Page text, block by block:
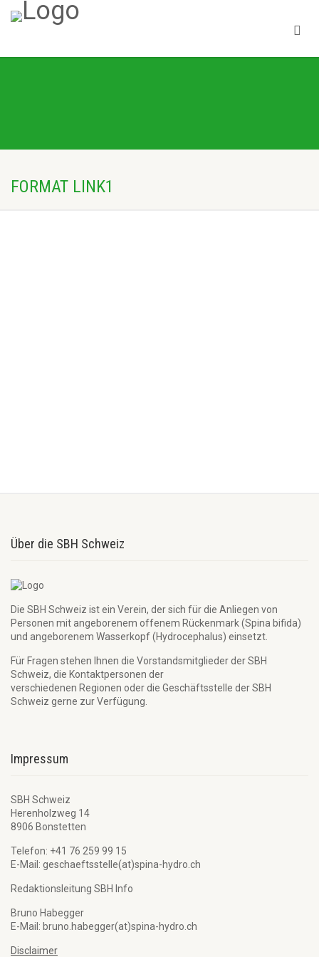
FORMAT LINK1
Über die SBH Schweiz
Die SBH Schweiz ist ein Verein, der sich für die Anliegen von
Personen mit angeborenem offenem Rückenmark (Spina bifida)
und angeborenem Wasserkopf (Hydrocephalus) einsetzt.
Für Fragen stehen Ihnen die Vorstandsmitglieder der SBH
Schweiz, die Kontaktpersonen der
verschiedenen Regionen oder die Geschäftsstelle der SBH
Schweiz gerne zur Verfügung.
Impressum
SBH Schweiz
Herenholzweg 14
8906 Bonstetten
Telefon: +41 76 259 99 15
E-Mail: geschaeftsstelle(at)spina-hydro.ch
Redaktionsleitung SBH Info
Bruno Habegger
E-Mail: bruno.habegger(at)spina-hydro.ch
Disclaimer